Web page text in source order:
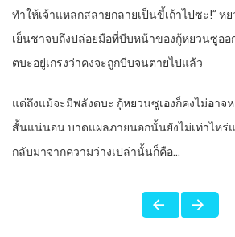
ทำให้เจ้าแหลกสลายกลายเป็นขี้เถ้าไปซะ!” หย
เย็นชาจบถึงปล่อยมือที่บีบหน้าของกู้หยวนซูออ
ตบะอยู่เกรงว่าคงจะถูกบีบจนตายไปแล้ว
แต่ถึงแม้จะมีพลังตบะ กู้หยวนซูเองก็คงไม่อาจ
สั้นแน่นอน บาดแผลภายนอกนั้นยังไม่เท่าไหร่
กลับมาจากความว่างเปล่านั้นก็คือ…